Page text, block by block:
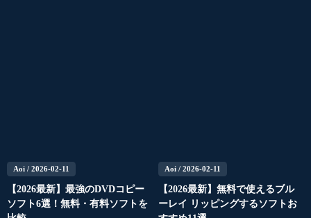
Aoi / 2026-02-11
【2026最新】最強のDVDコピー
ソフト6選！無料・有料ソフトを
Aoi/ 2026-02-11
【2026最新】無料で使えるブル
ーレイ リッピングするソフトお